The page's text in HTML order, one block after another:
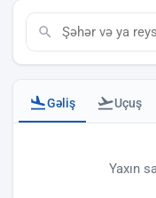
Gəliş Uçuş
Yaxın